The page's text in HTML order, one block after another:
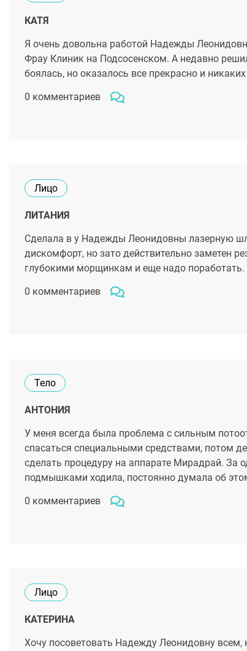
КАТЯ
Я очень довольна работой Надежды
Фрау Клиник на Подсосенском. А недавно
боялась, но оказалось все прекрасно и
0 комментариев
Лицо
ЛИТАНИЯ
Сделала в у Надежды Леонидовны лазерную
дискомфорт, но зато действительно заметен
глубокими морщинкам и еще надо
0 комментариев
Тело
АНТОНИЯ
У меня всегда была проблема с сильным
спасаться специальными средствами, потом
сделать процедуру на аппарате Мирадрай. За
подмышками ходила, постоянно думала об
0 комментариев
Лицо
КАТЕРИНА
Хочу посоветовать Надежду Леонидовну всем,